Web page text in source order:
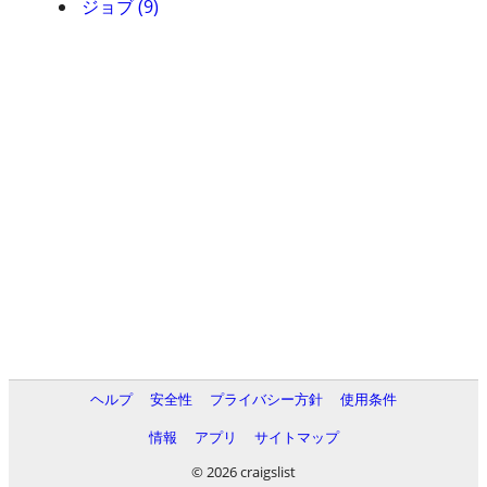
ジョブ (9)
ヘルプ 安全性 プライバシー方針
使用条件
情報
アプリ
サイトマップ
© 2026 craigslist